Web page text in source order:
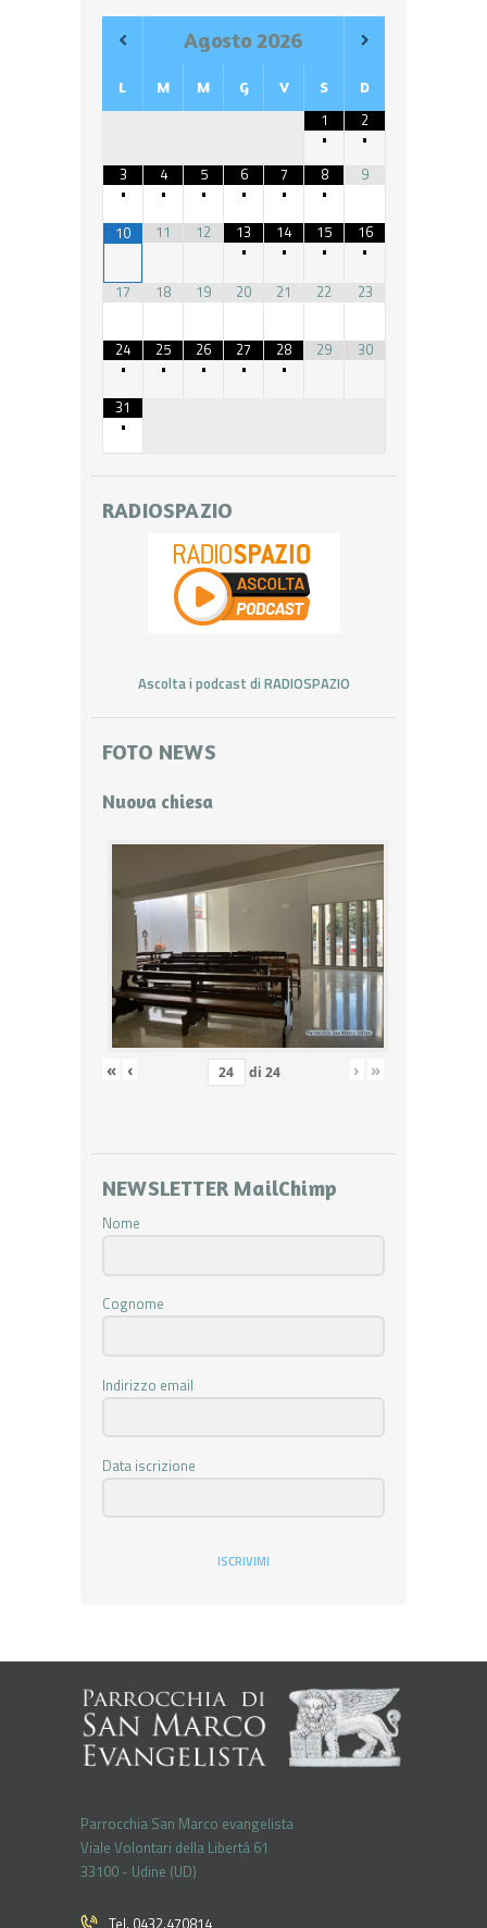
Agosto2026
L M M G V S D
1
•
2
•
3
•
4
•
5
•
6
•
7
•
8
•
9
10 11 12
13
•
14
•
15
•
16
•
17
18 19 20 21 22 23
24
•
25
•
26
•
27
•
28
•
29 30
31
•
RADIOSPAZIO
Ascolta i podcast di RADIOSPAZIO
FOTO NEWS
Nuova chiesa
« ‹ di 24 › »
NEWSLETTER MailChimp
Nome
Cognome
Indirizzo email
Data iscrizione
ISCRIVIMI
Parrocchia San Marco evangelista
Viale Volontari della Libertá 61
33100 - Udine (UD)